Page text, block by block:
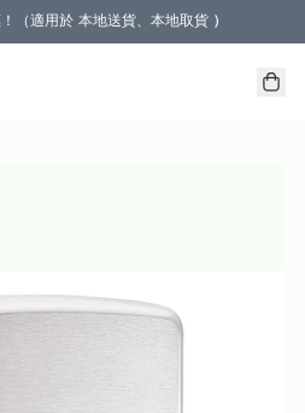
（適用於 本地送貨、本地取貨 )